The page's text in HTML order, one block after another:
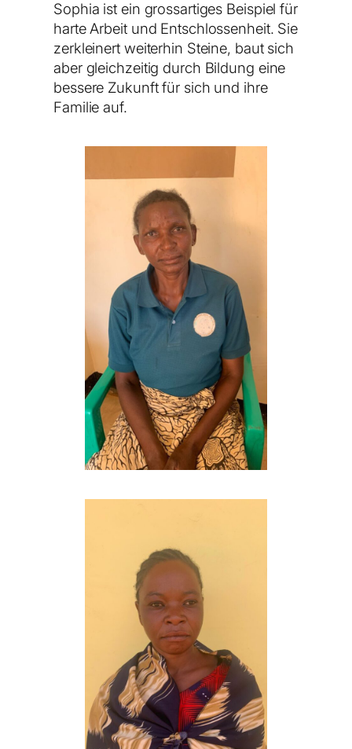
Sophia ist ein grossartiges Beispiel für
harte Arbeit und Entschlossenheit. Sie
zerkleinert weiterhin Steine, baut sich
aber gleichzeitig durch Bildung eine
bessere Zukunft für sich und ihre
Familie auf.